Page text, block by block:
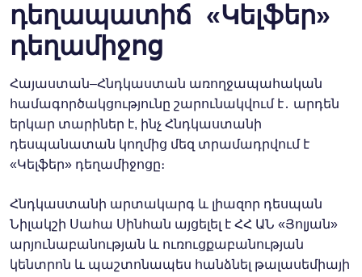
դեղապատիճ «Կելֆեր»
դեղամիջոց
Հայաստան–Հնդկաստան առողջապահական
համագործակցությունը շարունակվում է․ արդեն
երկար տարիներ է, ինչ Հնդկաստանի
դեսպանատան կողմից մեզ տրամադրվում է
«Կելֆեր» դեղամիջոցը։
Հնդկաստանի արտակարգ և լիազոր դեսպան
Նիլակշի Սահա Սինհան այցելել է ՀՀ ԱՆ «Յոլյան»
արյունաբանության և ուռուցքաբանության
կենտրոն և պաշտոնապես հանձնել թալասեմիայի